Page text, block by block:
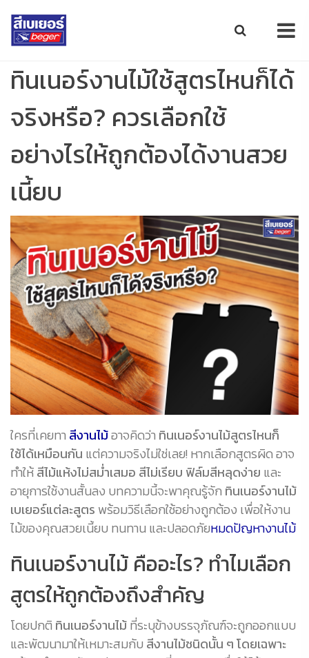
ทินเนอร์งานไม้ใช้สูตรไหนก็ได้
จริงหรือ? ควรเลือกใช้
อย่างไรให้ถูกต้องได้งานสวย
เนี้ยบ
ใครที่เคยทา สีงานไม้อาจคิดว่า ทินเนอร์งานไม้สูตรไหนก็
ใช้ได้เหมือนกัน แต่ความจริงไม่ใช่เลย! หากเลือกสูตรผิด อาจ
ทำให้สีไม้แห้งไม่สม่ำเสมอ สีไม่เรียบ ฟิล์มสีหลุดง่าย และ
อายุการใช้งานสั้นลง บทความนี้จะพาคุณรู้จัก ทินเนอร์งานไม้
เบเยอร์แต่ละสูตร พร้อมวิธีเลือกใช้อย่างถูกต้อง เพื่อให้งาน
ไม้ของคุณสวยเนี้ยบ ทนทาน และปลอดภัยหมดปัญหางานไม้
ทินเนอร์งานไม้ คืออะไร? ทำไมเลือก
สูตรให้ถูกต้องถึงสำคัญ
โดยปกติ ทินเนอร์งานไม้ที่ระบุข้างบรรจุภัณฑ์จะถูกออกแบบ
และพัฒนามาให้เหมาะสมกับ สีงานไม้ชนิดนั้น ๆ โดยเฉพาะ